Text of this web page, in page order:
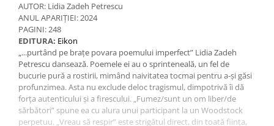
AUTOR: Lidia Zadeh Petrescu
ANUL APARIȚIEI: 2024
PAGINI: 248
EDITURA: Eikon
„...purtând pe brațe povara poemului imperfect” Lidia Zadeh
Petrescu dansează. Poemele ei au o sprinteneală, un fel de
bucurie pură a rostirii, mimând naivitatea tocmai pentru a-și găsi
profunzimea. Asta nu exclude deloc tragismul, dimpotrivă îi dă
forța autenticului și a firescului. „Fumez/sunt un om liber/de
sărbători” spune ea cu alura unui participant la un Woodstock
perpetuu. „Vreau să respir” este strigătul direct, din toată ființa,